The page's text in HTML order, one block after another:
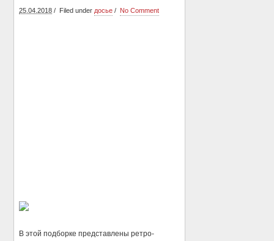
25.04.2018 Filed under досье No Comment
В этой подборке представлены ретро-